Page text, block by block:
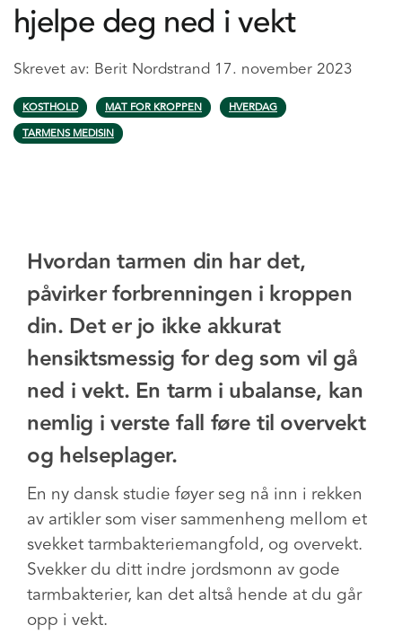
hjelpe deg ned i vekt
Skrevet av: Berit Nordstrand 17. november 2023
KOSTHOLD MAT FOR KROPPEN
HVERDAG
TARMENS MEDISIN
Hvordan tarmen din har det,
påvirker forbrenningen i kroppen
din. Det er jo ikke akkurat
hensiktsmessig for deg som vil gå
ned i vekt. En tarm i ubalanse, kan
nemlig i verste fall føre til overvekt
og helseplager.
En ny dansk studie føyer seg nå inn i rekken
av artikler som viser sammenheng mellom et
svekket tarmbakteriemangfold, og overvekt.
Svekker du ditt indre jordsmonn av gode
tarmbakterier, kan det altså hende at du går
opp i vekt.